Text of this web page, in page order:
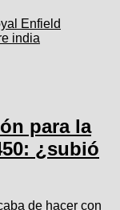
para la
¿subió